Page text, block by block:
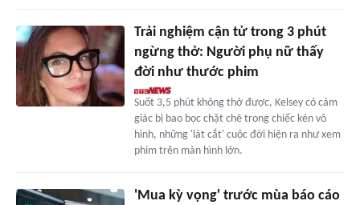
Trải nghiệm cận tử trong 3 phút
ngừng thở: Người phụ nữ thấy
đời như thước phim
Suốt 3,5 phút không thở được, Kelsey có cảm
giác bị bao bọc chặt chẽ trong chiếc kén vô
hình, những 'lát cắt' cuộc đời hiện ra như xem
phim trên màn hình lớn.
'Mua kỳ vọng' trước mùa báo cáo